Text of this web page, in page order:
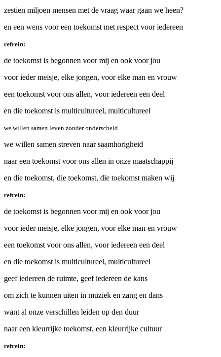
zestien miljoen mensen met de vraag waar gaan we heen?
en een wens voor een toekomst met respect voor iedereen
refrein:
de toekomst is begonnen voor mij en ook voor jou
voor ieder meisje, elke jongen, voor elke man en vrouw
een toekomst voor ons allen, voor iedereen een deel
en die toekomst is multicultureel, multicultureel
we willen samen leven zonder onderscheid
we willen samen streven naar saamhorigheid
naar een toekomst voor ons allen in onze maatschappij
en die toekomst, die toekomst, die toekomst maken wij
refrein:
de toekomst is begonnen voor mij en ook voor jou
voor ieder meisje, elke jongen, voor elke man en vrouw
een toekomst voor ons allen, voor iedereen een deel
en die toekomst is multicultureel, multicultureel
geef iedereen de ruimte, geef iedereen de kans
om zich te kunnen uiten in muziek en zang en dans
want al onze verschillen leiden op den duur
naar een kleurrijke toekomst, een kleurrijke cultuur
refrein: